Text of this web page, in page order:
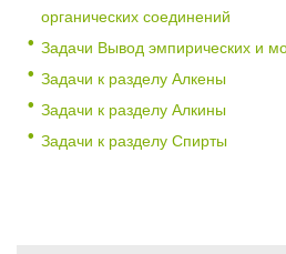
органических соединений
Задачи Вывод эмпирических и
Задачи к разделу Алкены
Задачи к разделу Алкины
Задачи к разделу Спирты